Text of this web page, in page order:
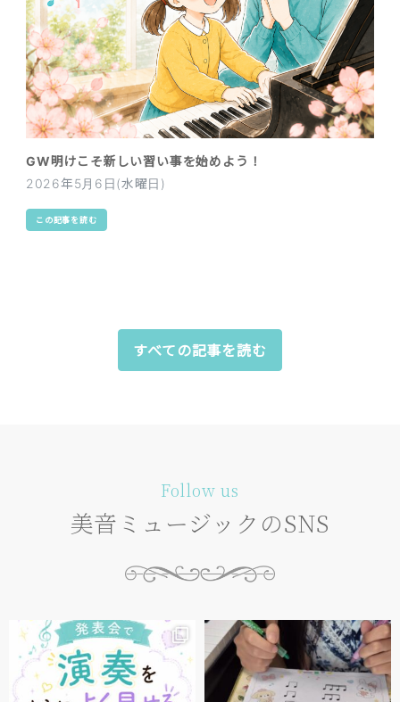
GW明けこそ新しい習い事を始めよう！
2026年5月6日(水曜日)
この記事を読む
すべての記事を読む
Follow us
美音ミュージックのSNS